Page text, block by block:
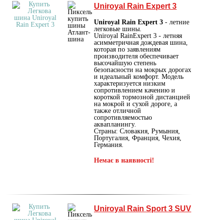
Uniroyal Rain Expert 3
Uniroyal Rain Expert 3 - летние
легковые шины.
Uniroyal RainExpert 3 - летняя
асимметричная дождевая шина,
которая по заявлениям
производителя обеспечивает
высочайшую степень
безопасности на мокрых дорогах
и идеальный комфорт. Модель
характеризуется низким
сопротивлением качению и
короткой тормозной дистанцией
на мокрой и сухой дороге, а
также отличной
сопротивляемостью
аквапланингу.
Страны: Словакия, Румыния,
Португалия, Франция, Чехия,
Германия.
Немає в наявності!
Uniroyal Rain Sport 3 SUV